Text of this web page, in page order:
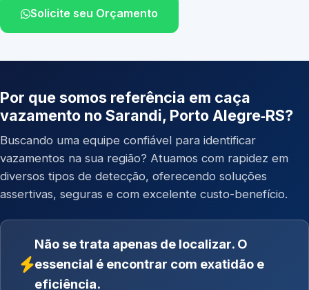
Solicite seu Orçamento
Por que somos referência em caça
vazamento no Sarandi, Porto Alegre‑RS?
Buscando uma equipe confiável para identificar
vazamentos na sua região? Atuamos com rapidez em
diversos tipos de detecção, oferecendo soluções
assertivas, seguras e com excelente custo-benefício.
Não se trata apenas de localizar. O
essencial é encontrar com exatidão e
eficiência.